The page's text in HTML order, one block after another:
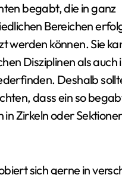
begabt, die in ganz
Bereichen
werden können. Sie
Disziplinen als auch
Deshalb
dass ein so
in Zirkeln oder
sich gerne in